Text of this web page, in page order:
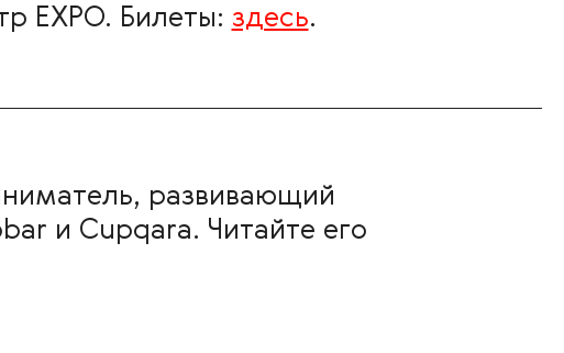
EXPO. Билеты: здесь.
развивающий
и Cupqara. Читайте его